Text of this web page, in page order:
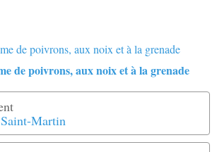
de poivrons, aux noix et à la grenade
Martin